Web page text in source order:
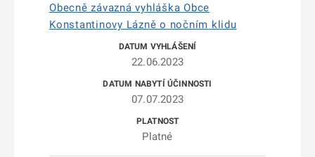
Obecně závazná vyhláška Obce
Konstantinovy Lázně o nočním klidu
22.06.2023
07.07.2023
Platné